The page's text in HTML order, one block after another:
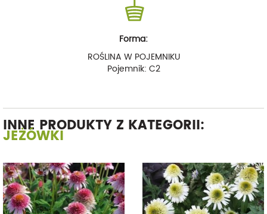
Forma:
ROŚLINA W POJEMNIKU
Pojemnik: C2
INNE PRODUKTY Z KATEGORII:
JEŻÓWKI